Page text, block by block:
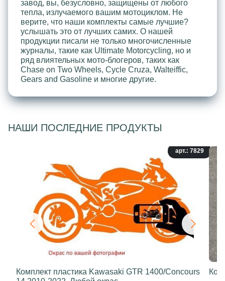
завод, вы, безусловно, защищены от любого
тепла, излучаемого вашим мотоциклом. Не
верите, что наши комплекты самые лучшие?
услышать это от лучших самих. О нашей
продукции писали не только многочисленные
журналы, такие как Ultimate Motorcycling, но и
ряд влиятельных мото-блогеров, таких как
Chase on Two Wheels, Cycle Cruza, Walteiffic,
Gears and Gasoline и многие другие.
НАШИ ПОСЛЕДНИЕ ПРОДУКТЫ
арт.: 7829
Комплект пластика Kawasaki GTR 1400/Concours